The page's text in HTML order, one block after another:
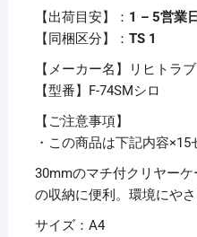
A4
ヨ
白
F-
74SM
1
【×15
セ
ッ
【出荷目安】： 1 – 5営業
【同梱区分】： TS 1
【メーカー名】リヒトラブ
【型番】F-74SMシロ
【ご注意事項】
・この商品は下記内容×15
30mmのマチ付クリヤー
の収納に便利。環境にやさ
サイズ：A4